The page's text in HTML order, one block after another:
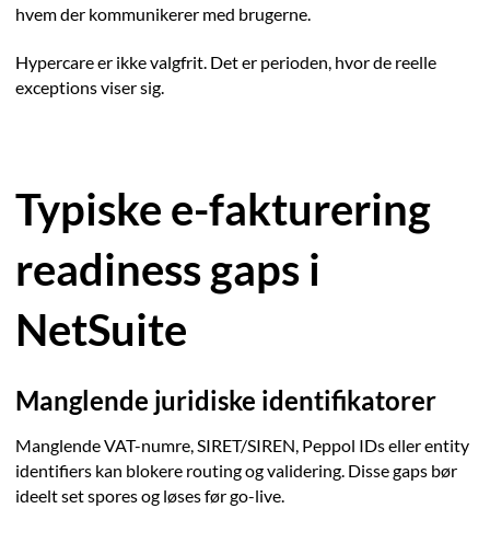
hvem der kommunikerer med brugerne.
Hypercare er ikke valgfrit. Det er perioden, hvor de reelle
exceptions viser sig.
Typiske e-fakturering
readiness gaps i
NetSuite
Manglende juridiske identifikatorer
Manglende VAT-numre, SIRET/SIREN, Peppol IDs eller entity
identifiers kan blokere routing og validering. Disse gaps bør
ideelt set spores og løses før go-live.